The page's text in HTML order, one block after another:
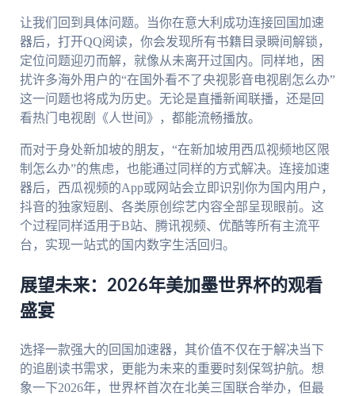
让我们回到具体问题。当你在意大利成功连接回国加速
器后，打开QQ阅读，你会发现所有书籍目录瞬间解锁，
定位问题迎刃而解，就像从未离开过国内。同样地，困
扰许多海外用户的“在国外看不了央视影音电视剧怎么办”
这一问题也将成为历史。无论是直播新闻联播，还是回
看热门电视剧《人世间》，都能流畅播放。
而对于身处新加坡的朋友，“在新加坡用西瓜视频地区限
制怎么办”的焦虑，也能通过同样的方式解决。连接加速
器后，西瓜视频的App或网站会立即识别你为国内用户，
抖音的独家短剧、各类原创综艺内容全部呈现眼前。这
个过程同样适用于B站、腾讯视频、优酷等所有主流平
台，实现一站式的国内数字生活回归。
展望未来：2026年美加墨世界杯的观看
盛宴
选择一款强大的回国加速器，其价值不仅在于解决当下
的追剧读书需求，更能为未来的重要时刻保驾护航。想
象一下2026年，世界杯首次在北美三国联合举办，但最